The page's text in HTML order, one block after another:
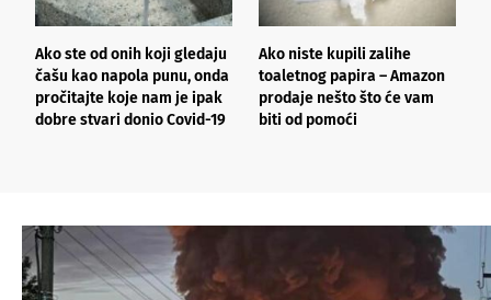
Ako ste od onih koji gledaju
čašu kao napola punu, onda
pročitajte koje nam je ipak
dobre stvari donio Covid-19
Ako niste kupili zalihe
toaletnog papira – Amazon
prodaje nešto što će vam
biti od pomoći